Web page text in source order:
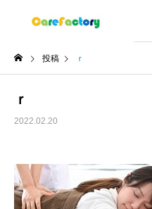
投稿 ｒ
ｒ
2022.02.20